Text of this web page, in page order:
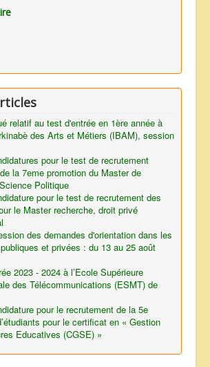
relatif au test d'entrée en 1ère année à
des Arts et Métiers (IBAM), session
pour le test de recrutement
la 7eme promotion du Master de
Politique
pour le test de recrutement des
le Master recherche, droit privé
des demandes d'orientation dans les
et privées : du 13 au 25 août
2023 - 2024 à l’Ecole Supérieure
des Télécommunications (ESMT) de
pour le recrutement de la 5e
pour le certificat en « Gestion
Educatives (CGSE) »